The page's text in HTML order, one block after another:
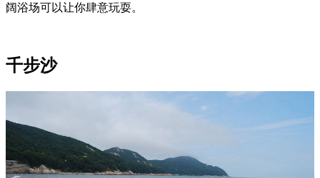
阔浴场可以让你肆意玩耍。
千步沙